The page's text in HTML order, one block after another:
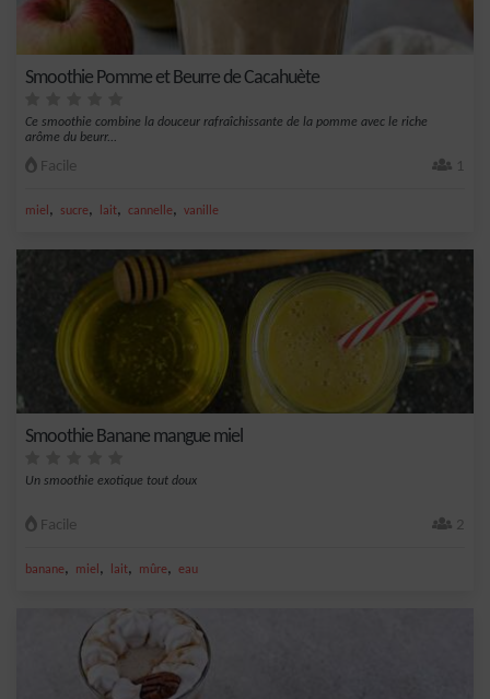
Smoothie Pomme et Beurre de Cacahuète
Ce smoothie combine la douceur rafraîchissante de la pomme avec le riche
arôme du beurr...
Facile 1
miel , sucre, lait, cannelle, vanille
Smoothie Banane mangue miel
Un smoothie exotique tout doux
Facile 2
banane, miel , lait, mûre, eau